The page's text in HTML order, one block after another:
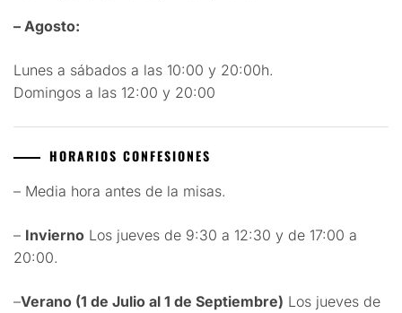
– Agosto:
Lunes a sábados a las 10:00 y 20:00h.
Domingos a las 12:00 y 20:00
HORARIOS CONFESIONES
– Media hora antes de la misas.
– Invierno Los jueves de 9:30 a 12:30 y de 17:00 a
20:00.
–Verano (1 de Julio al 1 de Septiembre) Los jueves de